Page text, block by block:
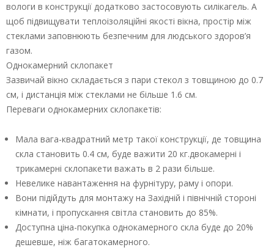
вологи в конструкції додатково застосовують силікагель. А
щоб підвищувати теплоізоляційні якості вікна, простір між
стеклами заповнюють безпечним для людського здоров’я
газом.
Однокамерний склопакет
Зазвичай вікно складається з пари стекол з товщиною до 0.7
см, і дистанція між стеклами не більше 1.6 см.
Переваги однокамерних склопакетів:
Мала вага-квадратний метр такої конструкції, де товщина
скла становить 0.4 см, буде важити 20 кг.двокамерні і
трикамерні склопакети важать в 2 рази більше.
Невелике навантаження на фурнітуру, раму і опори.
Вони підійдуть для монтажу на Західній і північній стороні
кімнати, і пропускання світла становить до 85%.
Доступна ціна-покупка однокамерного скла буде до 20%
дешевше, ніж багатокамерного.